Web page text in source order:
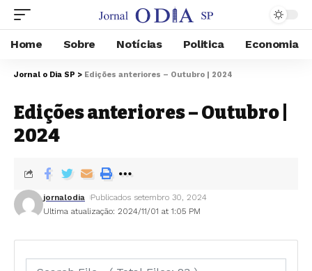
Home Sobre Notícias Politica Economia
Jornal o Dia SP > Edições anteriores – Outubro | 2024
Edições anteriores – Outubro |
2024
Ultima atualização: 2024/11/01 at 1:05 PM
jornalodia Publicados setembro 30, 2024